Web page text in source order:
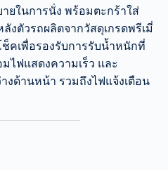
ยในการนั่ง พร้อมตะกร้าใส่
งตัวรถผลิตจากวัสดุเกรดพรีเมี่
คเพื่อรองรับการรับน้ำหนักที่
ไฟแสดงความเร็ว และ
งด้านหน้า รวมถึงไฟแจ้งเตือน